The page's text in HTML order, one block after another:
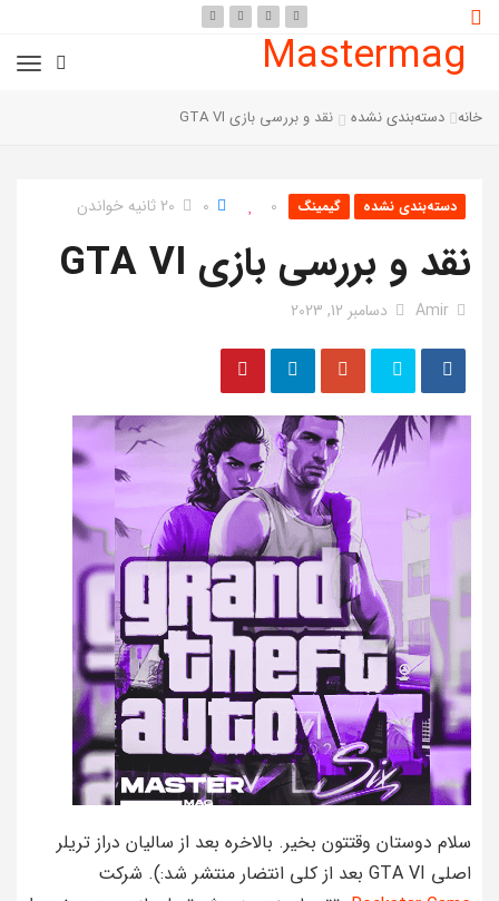
Mastermag
خانه دسته‌بندی نشده نقد و بررسی بازی GTA VI
دسته‌بندی نشده گیمینگ 0
0 20 ثانیه خواندن
نقد و بررسی بازی GTA VI
Amir دسامبر 12, 2023
سلام دوستان وقتتون بخیر. بالاخره بعد از سالیان دراز تریلر
اصلی GTA VI بعد از کلی انتضار منتشر شد:). شرکت